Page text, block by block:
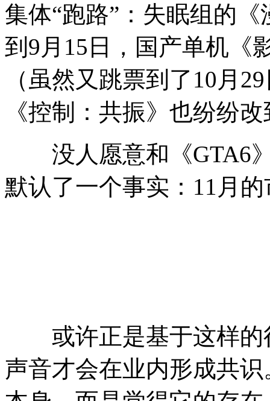
集体“跑路”：失眠组的
到9月15日，国产单机《
（虽然又跳票到了10月
《控制：共振》也纷纷
没人愿意和《GTA6》
默认了一个事实：11月
或许正是基于这样的
声音才会在业内形成共